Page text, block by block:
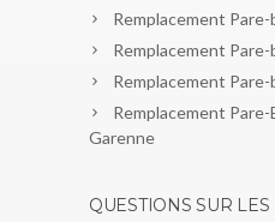
Remplacement Pare-
Remplacement
Remplacement
Remplacement
Garenne
QUESTIONS SUR